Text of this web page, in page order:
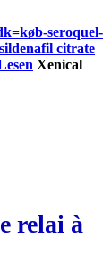
seroquel-
sildenafil citrate
Xenical
relai à